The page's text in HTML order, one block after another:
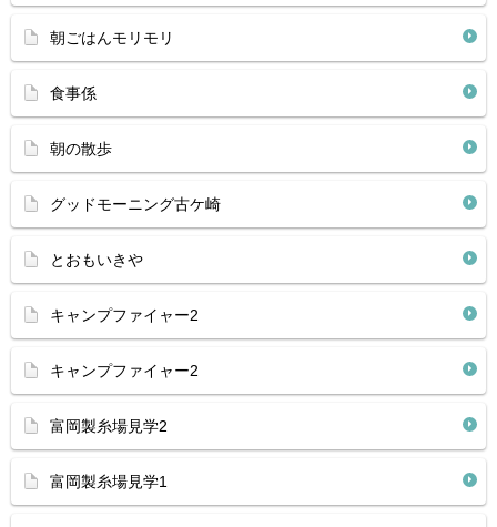
朝ごはんモリモリ
食事係
朝の散歩
グッドモーニング古ケ崎
とおもいきや
キャンプファイャー2
キャンプファイャー2
富岡製糸場見学2
富岡製糸場見学1